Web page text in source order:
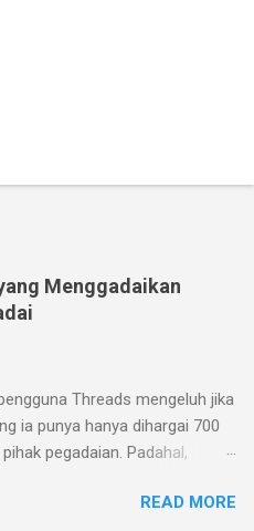
Menggadaikan
Threads mengeluh jika
ia punya hanya dihargai 700
pegadaian. Padahal,
Januari 2023), sementara ia
READ MORE